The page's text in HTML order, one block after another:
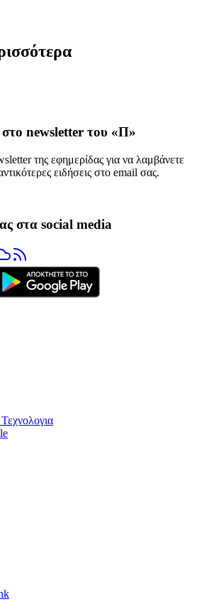
newsletter του «Π»
της εφημερίδας για να λαμβάνετε
ειδήσεις στο email σας.
στα social media